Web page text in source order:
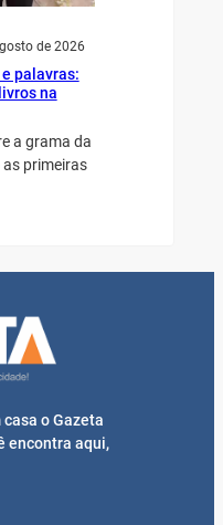
de 2026
palavras:
na
a grama da
primeiras
o Gazeta
encontra aqui,